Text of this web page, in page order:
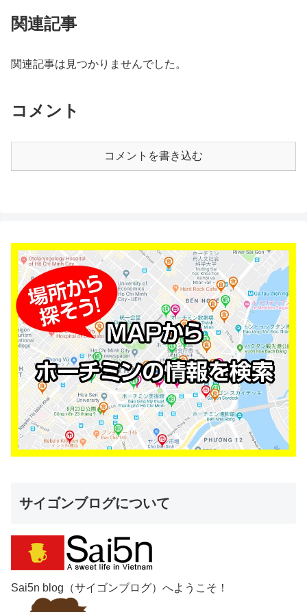
関連記事
関連記事は見つかりませんでした。
コメント
コメントを書き込む
サイゴンブログについて
Sai5n blog（サイゴンブログ）へようこそ！